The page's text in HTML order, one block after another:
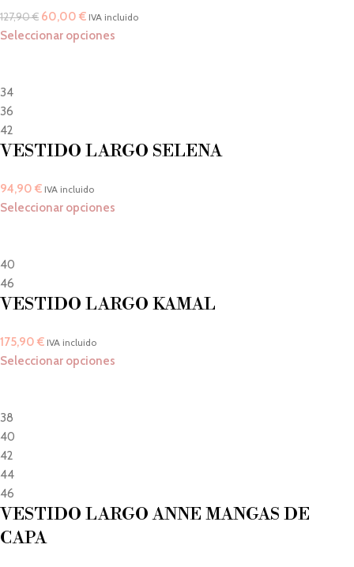
127,90€ 60,00 € IVA incluido
Seleccionar opciones
34
36
42
VESTIDO LARGO SELENA
94,90 € IVA incluido
Seleccionar opciones
40
46
VESTIDO LARGO KAMAL
175,90 € IVA incluido
Seleccionar opciones
38
40
42
44
46
VESTIDO LARGO ANNE MANGAS DE
CAPA